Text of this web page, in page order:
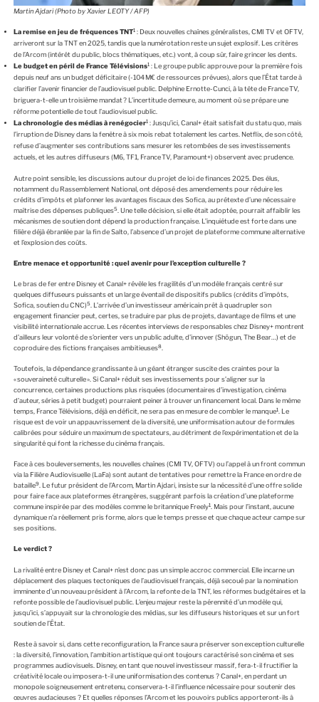
Martin Ajdari (Photo by Xavier LEOTY / AFP)
La remise en jeu de fréquences TNT1: Deux nouvelles chaînes généralistes, CMI TV et OFTV,
arriveront sur la TNT en 2025, tandis que la numérotation reste un sujet explosif. Les critères
de l’Arcom (intérêt du public, blocs thématiques, etc.) vont, à coup sûr, faire grincer les dents.
Le budget en péril de France Télévisions1: Le groupe public approuve pour la première fois
depuis neuf ans un budget déficitaire (-104 M€ de ressources prévues), alors que l’État tarde à
clarifier l’avenir financier de l’audiovisuel public. Delphine Ernotte-Cunci, à la tête de France TV,
briguera-t-elle un troisième mandat ? L’incertitude demeure, au moment où se prépare une
réforme potentielle de tout l’audiovisuel public.
La chronologie des médias à renégocier1: Jusqu’ici, Canal+ était satisfait du statu quo, mais
l’irruption de Disney dans la fenêtre à six mois rebat totalement les cartes. Netflix, de son côté,
refuse d’augmenter ses contributions sans mesurer les retombées de ses investissements
actuels, et les autres diffuseurs (M6, TF1, France TV, Paramount+) observent avec prudence.
Autre point sensible, les discussions autour du projet de loi de finances 2025. Des élus,
notamment du Rassemblement National, ont déposé des amendements pour réduire les
crédits d’impôts et plafonner les avantages fiscaux des Sofica, au prétexte d’une nécessaire
maîtrise des dépenses publiques5. Une telle décision, si elle était adoptée, pourrait affaiblir les
mécanismes de soutien dont dépend la production française. L’inquiétude est forte dans une
filière déjà ébranlée par la fin de Salto, l’absence d’un projet de plateforme commune alternative
et l’explosion des coûts.
Entre menace et opportunité : quel avenir pour l’exception culturelle ?
Le bras de fer entre Disney et Canal+ révèle les fragilités d’un modèle français centré sur
quelques diffuseurs puissants et un large éventail de dispositifs publics (crédits d’impôts,
Sofica, soutien du CNC)5. L’arrivée d’un investisseur américain prêt à quadrupler son
engagement financier peut, certes, se traduire par plus de projets, davantage de films et une
visibilité internationale accrue. Les récentes interviews de responsables chez Disney+ montrent
d’ailleurs leur volonté de s’orienter vers un public adulte, d’innover (Shōgun, The Bear…) et de
coproduire des fictions françaises ambitieuses8.
Toutefois, la dépendance grandissante à un géant étranger suscite des craintes pour la
« souveraineté culturelle ». Si Canal+ réduit ses investissements pour s’aligner sur la
concurrence, certaines productions plus risquées (documentaires d’investigation, cinéma
d’auteur, séries à petit budget) pourraient peiner à trouver un financement local. Dans le même
temps, France Télévisions, déjà en déficit, ne sera pas en mesure de combler le manque1. Le
risque est de voir un appauvrissement de la diversité, une uniformisation autour de formules
calibrées pour séduire un maximum de spectateurs, au détriment de l’expérimentation et de la
singularité qui font la richesse du cinéma français.
Face à ces bouleversements, les nouvelles chaînes (CMI TV, OFTV) ou l’appel à un front commun
via la Filière Audiovisuelle (LaFa) sont autant de tentatives pour remettre la France en ordre de
bataille9. Le futur président de l’Arcom, Martin Ajdari, insiste sur la nécessité d’une offre solide
pour faire face aux plateformes étrangères, suggérant parfois la création d’une plateforme
commune inspirée par des modèles comme le britannique Freely1. Mais pour l’instant, aucune
dynamique n’a réellement pris forme, alors que le temps presse et que chaque acteur campe sur
ses positions.
Le verdict ?
La rivalité entre Disney et Canal+ n’est donc pas un simple accroc commercial. Elle incarne un
déplacement des plaques tectoniques de l’audiovisuel français, déjà secoué par la nomination
imminente d’un nouveau président à l’Arcom, la refonte de la TNT, les réformes budgétaires et la
refonte possible de l’audiovisuel public. L’enjeu majeur reste la pérennité d’un modèle qui,
jusqu’ici, s’appuyait sur la chronologie des médias, sur les diffuseurs historiques et sur un fort
soutien de l’État.
Reste à savoir si, dans cette reconfiguration, la France saura préserver son exception culturelle
: la diversité, l’innovation, l’ambition artistique qui ont toujours caractérisé son cinéma et ses
programmes audiovisuels. Disney, en tant que nouvel investisseur massif, fera-t-il fructifier la
créativité locale ou imposera-t-il une uniformisation des contenus ? Canal+, en perdant un
monopole soigneusement entretenu, conservera-t-il l’influence nécessaire pour soutenir des
œuvres audacieuses ? Et quelles réponses l’Arcom et les pouvoirs publics apporteront-ils à